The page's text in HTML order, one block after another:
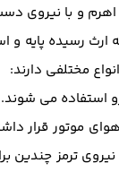
و با نیروی
رسیده پایه
مختلفی دارند:
استفاده می شوند.
موتور قرار
ترمز چندین